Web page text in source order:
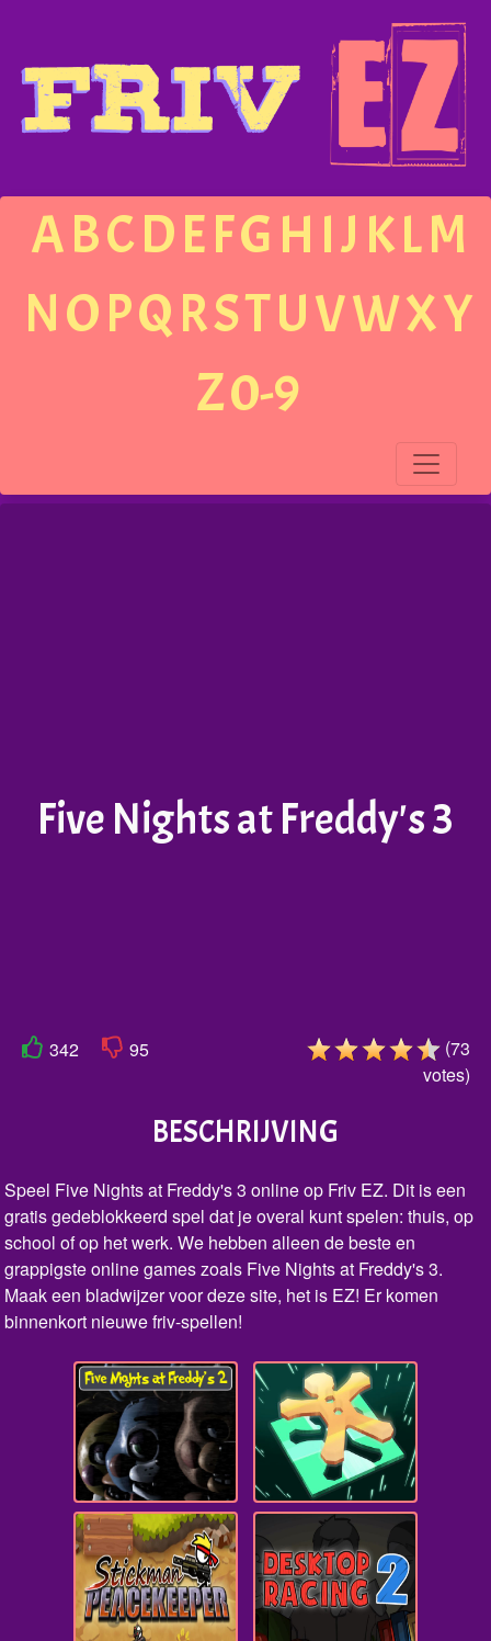
ABCDEFGH IJ KLM
NOPQRSTUVWXY
Z0-9
Five Nights at Freddy's 3
342 95 (73
votes)
BESCHRIJVING
Speel Five Nights at Freddy's 3 online op Friv EZ. Dit is een
gratis gedeblokkeerd spel dat je overal kunt spelen: thuis, op
school of op het werk. We hebben alleen de beste en
grappigste online games zoals Five Nights at Freddy's 3.
Maak een bladwijzer voor deze site, het is EZ! Er komen
binnenkort nieuwe friv-spellen!